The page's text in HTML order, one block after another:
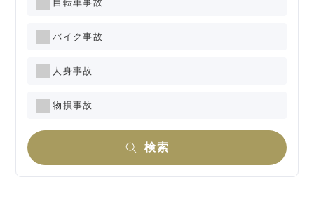
自転車事故
バイク事故
人身事故
物損事故
検索